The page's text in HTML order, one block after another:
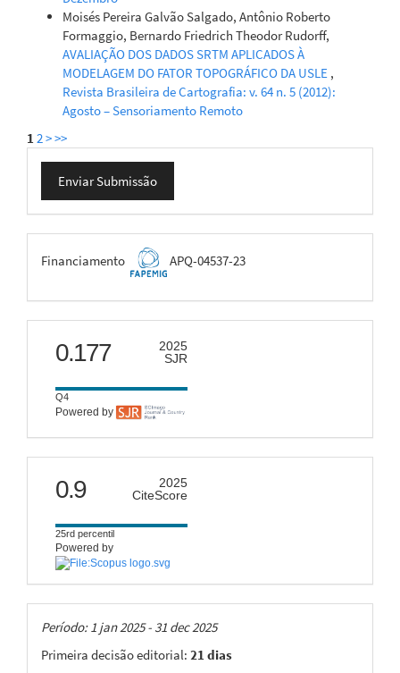
Moisés Pereira Galvão Salgado, Antônio Roberto
Formaggio, Bernardo Friedrich Theodor Rudorff,
AVALIAÇÃO DOS DADOS SRTM APLICADOS À
MODELAGEM DO FATOR TOPOGRÁFICO DA USLE ,
Revista Brasileira de Cartografia: v. 64 n. 5 (2012):
Agosto – Sensoriamento Remoto
1 2>>>
Enviar
Submissão
Enviar Submissão
FAPEMIG
Financiamento APQ-04537-23
scimago
0.177
2025
SJR
Q4
Powered by
citescore
0.9
2025
CiteScore
25rd percentil
Powered by
Taxas
Período: 1 jan 2025 - 31 dec 2025
Primeira decisão editorial: 21 dias